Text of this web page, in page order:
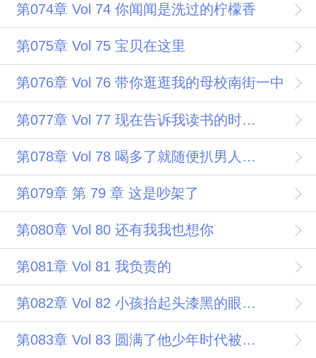
第074章 Vol 74 你闻闻是洗过的柠檬香
第075章 Vol 75 宝贝在这里
第076章 Vol 76 带你逛逛我的母校南街一中
第077章 Vol 77 现在告诉我读书的时候你到底有没有见过我
第078章 Vol 78 喝多了就随便扒男人裤子
第079章 第 79 章 这是吵架了
第080章 Vol 80 还有我我也想你
第081章 Vol 81 我负责的
第082章 Vol 82 小孩抬起头漆黑的眼珠一错不错地望着她
第083章 Vol 83 圆满了他少年时代被彻底漠视不被拯救的过往